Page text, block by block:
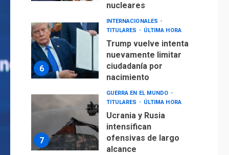
nucleares
6
INTERNACIONALES
TITULARES
ÚLTIMA HORA
Trump vuelve intenta
nuevamente limitar
ciudadanía por
nacimiento
7
GUERRA EN EL MUNDO
TITULARES
ÚLTIMA HORA
Ucrania y Rusia
intensifican
ofensivas de largo
alcance